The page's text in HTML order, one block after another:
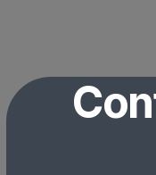
Su velocidad